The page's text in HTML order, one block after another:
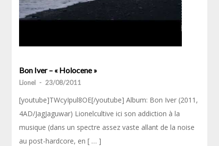
Bon Iver – « Holocene »
Lionel - 23/08/2011
[youtube]TWcyIpul8OE[/youtube] Album: Bon Iver (2011,
4AD/JagJaguwar) Lionelcultive ici son addiction à la
musique (dans un spectre assez vaste allant de la noise
au post-hardcore, en [ … ]